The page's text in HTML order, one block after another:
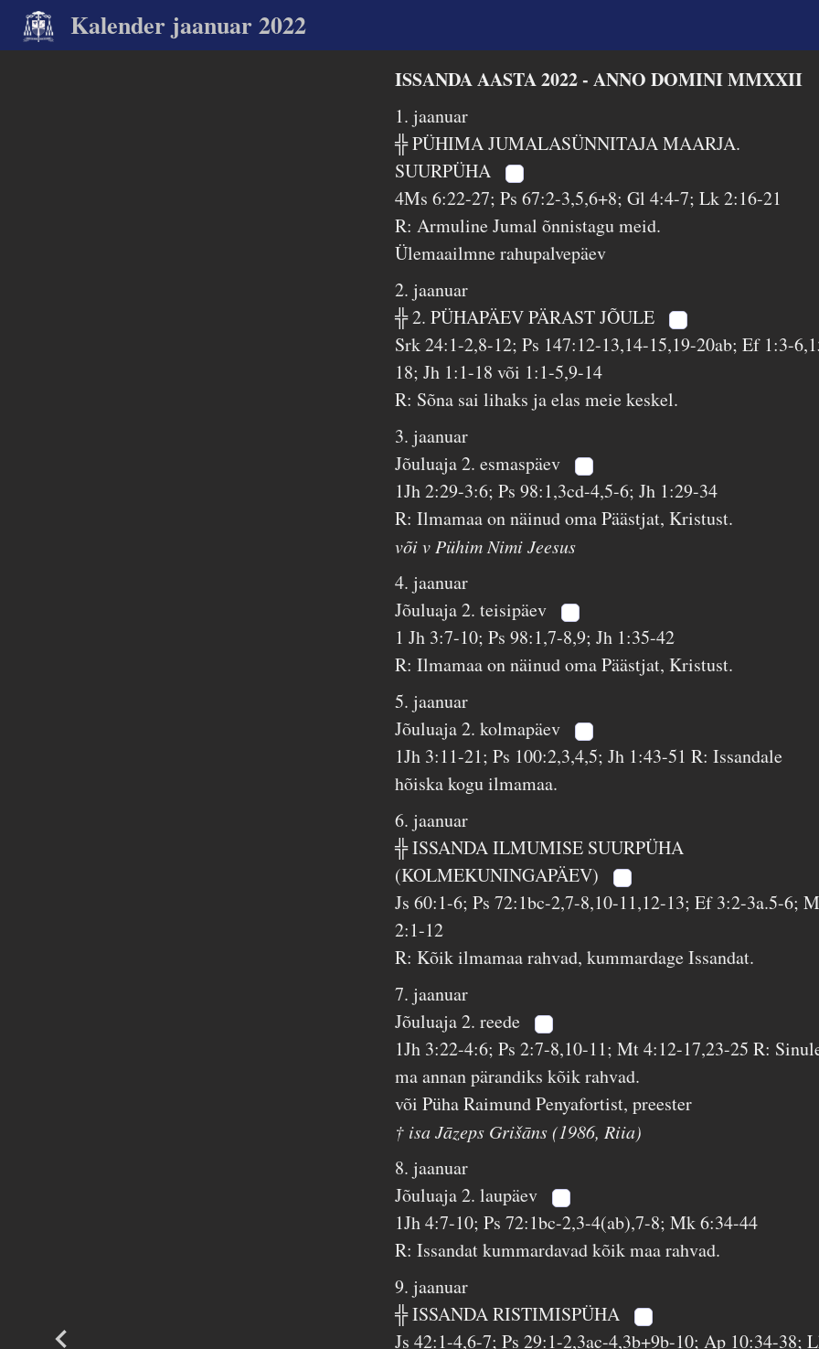
Kalender jaanuar 2022
ISSANDA AASTA 2022 - ANNO DOMINI MMXXII
1. jaanuar
╬ PÜHIMA JUMALASÜNNITAJA MAARJA.
SUURPÜHA
4Ms 6:22-27; Ps 67:2-3,5,6+8; Gl 4:4-7; Lk 2:16-21
R: Armuline Jumal õnnistagu meid.
Ülemaailmne rahupalvepäev
2. jaanuar
╬ 2. PÜHAPÄEV PÄRAST JÕULE
Srk 24:1-2,8-12; Ps 147:12-13,14-15,19-20ab; Ef 1:3-
18; Jh 1:1-18 või 1:1-5,9-14
R: Sõna sai lihaks ja elas meie keskel.
3. jaanuar
Jõuluaja 2. esmaspäev
1Jh 2:29-3:6; Ps 98:1,3cd-4,5-6; Jh 1:29-34
R: Ilmamaa on näinud oma Päästjat, Kristust.
või v Pühim Nimi Jeesus
4. jaanuar
Jõuluaja 2. teisipäev
1 Jh 3:7-10; Ps 98:1,7-8,9; Jh 1:35-42
R: Ilmamaa on näinud oma Päästjat, Kristust.
5. jaanuar
Jõuluaja 2. kolmapäev
1Jh 3:11-21; Ps 100:2,3,4,5; Jh 1:43-51 R: Issandale
hõiska kogu ilmamaa.
6. jaanuar
╬ ISSANDA ILMUMISE SUURPÜHA
(KOLMEKUNINGAPÄEV)
Js 60:1-6; Ps 72:1bc-2,7-8,10-11,12-13; Ef 3:2-3a.5-6;
2:1-12
R: Kõik ilmamaa rahvad, kummardage Issandat.
7. jaanuar
Jõuluaja 2. reede
1Jh 3:22-4:6; Ps 2:7-8,10-11; Mt 4:12-17,23-25 R:
ma annan pärandiks kõik rahvad.
või Püha Raimund Penyafortist, preester
† isa Jāzeps Grišāns (1986, Riia)
8. jaanuar
Jõuluaja 2. laupäev
1Jh 4:7-10; Ps 72:1bc-2,3-4(ab),7-8; Mk 6:34-44
R: Issandat kummardavad kõik maa rahvad.
9. jaanuar
╬ ISSANDA RISTIMISPÜHA
Js 42:1-4,6-7; Ps 29:1-2,3ac-4,3b+9b-10; Ap 10:34-38;